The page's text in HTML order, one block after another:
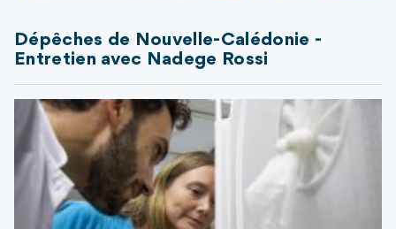
Dépêches de Nouvelle-Calédonie -
Entretien avec Nadege Rossi